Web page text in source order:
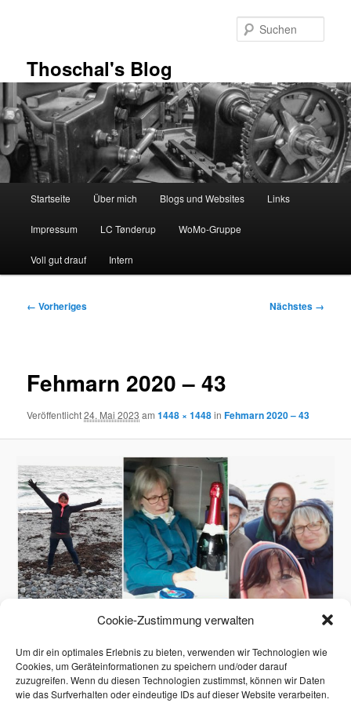
Cookie-Zustimmung verwalten
Um dir ein optimales Erlebnis zu bieten, verwenden wir Technologien wie
Cookies, um Geräteinformationen zu speichern und/oder darauf
zuzugreifen. Wenn du diesen Technologien zustimmst, können wir Daten
wie das Surfverhalten oder eindeutige IDs auf dieser Website verarbeiten.
Thoschal's Blog
Startseite Über mich Blogs und Websites Links
Impressum LC Tønderup WoMo-Gruppe
Voll gut drauf Intern
Bilder-
← Vorheriges Nächstes →
Fehmarn 2020 – 43
Veröffentlicht24. Mai 2023 am1448 × 1448inFehmarn 2020 – 43